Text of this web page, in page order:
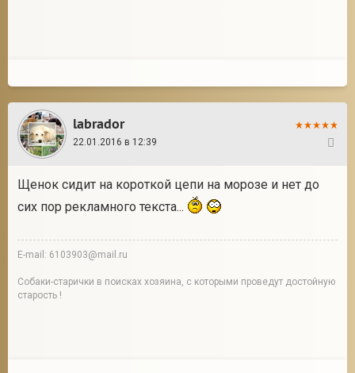
labrador
22.01.2016 в 12:39
Щенок сидит на короткой цепи на морозе и нет до
сих пор рекламного текста...
E-mail: 6103903@mail.ru
Собаки-старички в поисках хозяина, с которыми проведут достойную
старость !